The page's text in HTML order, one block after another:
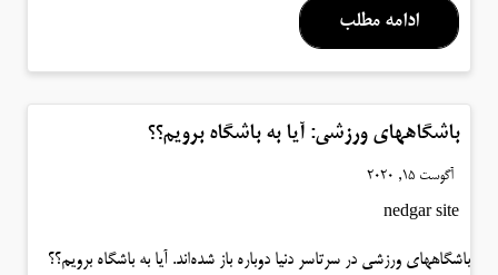
ادامه مطلب
باشگاههای ورزشی: آیا به باشگاه برویم؟؟
آگوست 15, 2020
nedgar site
باشگاههای ورزشی در سرتاسر دنیا دوباره باز شده‌اند. آیا به باشگاه برویم؟؟